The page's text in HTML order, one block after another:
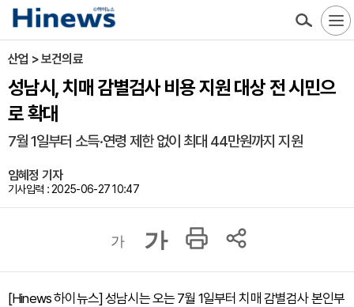
산업 > 보건의료
성남시, 치매 감별검사 비용 지원 대상 전 시민으
로 확대
7월 1일부터 소득·연령 제한 없이 최대 44만원까지 지원
임혜정 기자
기사입력 : 2025-06-27 10:47
가 가
[Hinews 하이뉴스] 성남시는 오는 7월 1일부터 치매 감별검사 본인부